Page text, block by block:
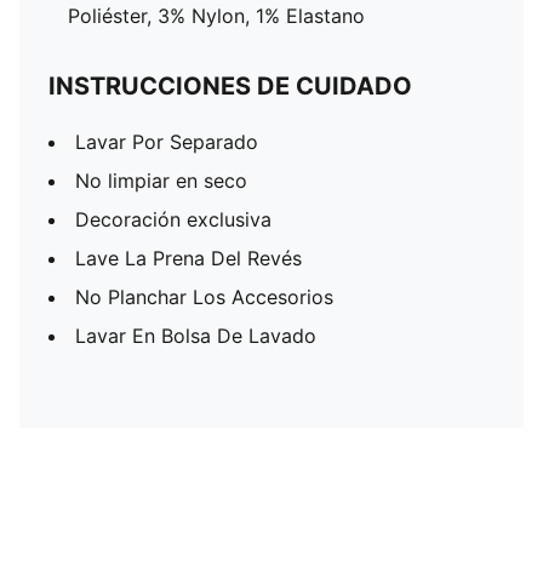
Poliéster, 3% Nylon, 1% Elastano
INSTRUCCIONES DE CUIDADO
Lavar Por Separado
No limpiar en seco
Decoración exclusiva
Lave La Prena Del Revés
No Planchar Los Accesorios
Lavar En Bolsa De Lavado